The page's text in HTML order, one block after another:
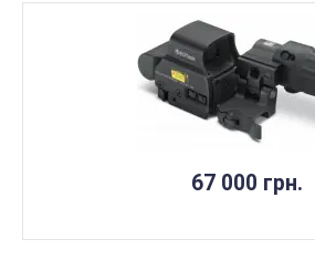
67 000 грн.